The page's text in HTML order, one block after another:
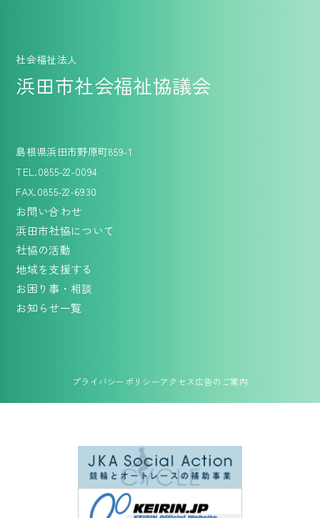
社会福祉法人
浜田市社会福祉協議会
島根県浜田市野原町859-1
TEL.0855-22-0094
FAX.0855-22-6930
お知らせ一覧
お困り事・相談
地域を支援する
社協の活動
浜田市社協について
お問い合わせ
プライバシーポリシーアクセス広告のご案内